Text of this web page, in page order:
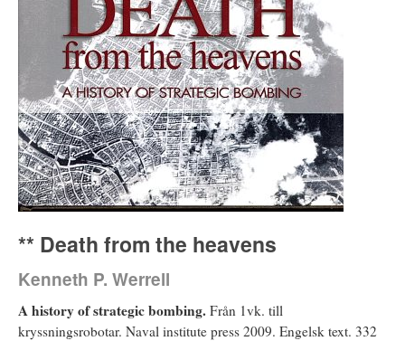
** Death from the heavens
Kenneth P. Werrell
A history of strategic bombing. Från 1vk. till
kryssningsrobotar. Naval institute press 2009. Engelsk text. 332